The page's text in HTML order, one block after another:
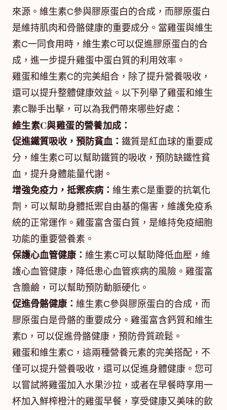
來源。維生素C參與膠原蛋白的合成，而膠原蛋白
是維持肌肉和骨骼健康的重要成分。當雞蛋與維生
素C一同食用時，維生素C可以促進膠原蛋白的合
成，進一步提升雞蛋中蛋白質的利用效率。
雞蛋和維生素C的完美組合，除了提升營養吸收，
還可以提升整體健康效益。以下列舉了雞蛋和維生
素C聯手出擊，可以為我們帶來哪些好處：
維生素C與雞蛋的營養加成：
促進鐵質吸收，預防貧血： 鐵質是紅血球的重要成
分，維生素C可以幫助鐵質的吸收，預防缺鐵性貧
血，提升身體能量代謝。
增強免疫力，抵禦疾病： 維生素C是重要的抗氧化
劑，可以幫助身體抵禦自由基的傷害，維護免疫系
統的正常運作。雞蛋富含蛋白質，是維持免疫細胞
功能的重要營養素。
保護心血管健康： 維生素C可以幫助降低血壓，維
護心血管健康，降低患心血管疾病的風險。雞蛋富
含膽鹼，可以幫助預防動脈硬化。
促進骨骼健康： 維生素C參與膠原蛋白的合成，而
膠原蛋白是骨骼的重要成分。雞蛋富含鈣質和維生
素D，可以促進骨骼健康，預防骨質疏鬆。
雞蛋和維生素C，這兩種營養元素的完美搭配，不
僅可以提升營養吸收，還可以促進身體健康。您可
以嘗試將雞蛋加入水果沙拉，或者在早餐時享用一
杯加入鮮榨橙汁的雞蛋早餐，享受健康又美味的飲